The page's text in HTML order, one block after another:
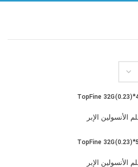
TopFine
الأنسولين الإبر
TopFine
الأنسولين الإبر